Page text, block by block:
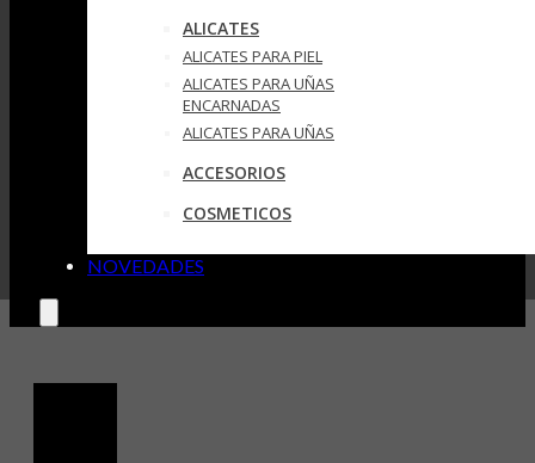
ALICATES
ALICATES PARA PIEL
ALICATES PARA UÑAS
ENCARNADAS
ALICATES PARA UÑAS
ACCESORIOS
COSMETICOS
NOVEDADES